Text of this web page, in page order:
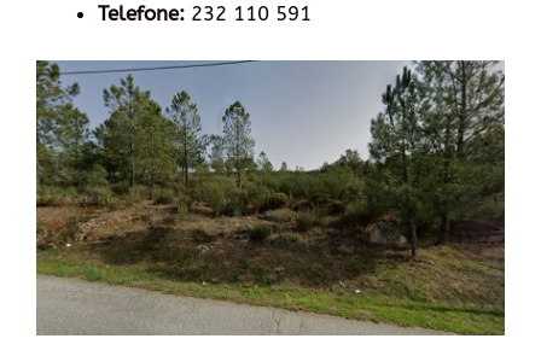
Telefone: 232 110 591